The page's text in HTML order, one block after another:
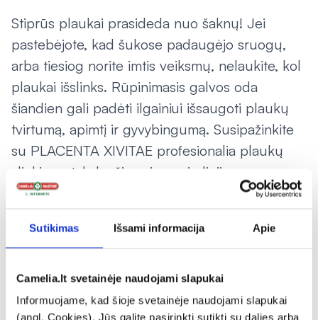
Sutikimas Išsami informacija Apie
Camelia.lt svetainėje naudojami slapukai
Informuojame, kad šioje svetainėje naudojami slapukai
(angl. Cookies). Jūs galite pasirinkti sutikti su dalies arba
Stiprūs plaukai prasideda nuo šaknų! Jei
pastebėjote, kad šukose padaugėjo sruogų,
arba tiesiog norite imtis veiksmų, nelaukite, kol
plaukai išslinks. Rūpinimasis galvos oda
šiandien gali padėti ilgainiui išsaugoti plaukų
tvirtumą, apimtį ir gyvybingumą. Susipažinkite
su PLACENTA XIVITAE profesionalia plaukų
slinkimą stabdančių priemonių linija –
kruopščiai sukurta, tinkama nuolatiniam
pažeidžiamiems ar linkusiems slinkti. Stiprūs
PLACENTA XIVITAE bestseleris –
prevencijos losjonai ampulėse – yra puikus žingsnis papildant